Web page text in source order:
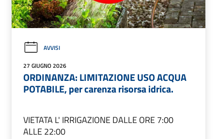
AVVISI
27 GIUGNO 2026
ORDINANZA: LIMITAZIONE USO ACQUA
POTABILE, per carenza risorsa idrica.
VIETATA L' IRRIGAZIONE DALLE ORE 7:00
ALLE 22:00